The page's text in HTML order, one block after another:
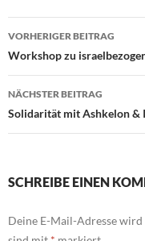
VORHERIGER BEITRAG
Workshop zu
NÄCHSTER BEITRAG
Solidarität mit Ashkelon &
SCHREIBE EINEN
Deine E-Mail-Adresse